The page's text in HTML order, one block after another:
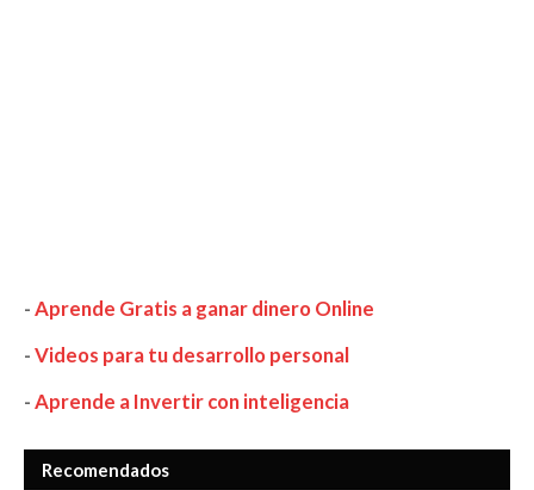
-Aprende Gratis a ganar dinero Online
-Videos para tu desarrollo personal
-Aprende a Invertir con inteligencia
Recomendados